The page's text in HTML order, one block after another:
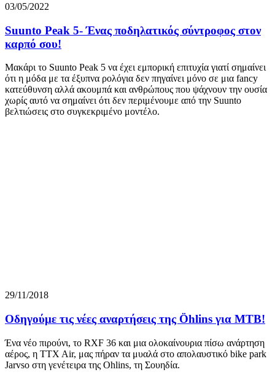
03/05/2022
Suunto Peak 5- Ένας ποδηλατικός σύντροφος στον
καρπό σου!
Μακάρι το Suunto Peak 5 να έχει εμπορική επιτυχία γιατί σημαίνει
ότι η μόδα με τα έξυπνα ρολόγια δεν πηγαίνει μόνο σε μια fancy
κατεύθυνση αλλά ακουμπά και ανθρώπους που ψάχνουν την ουσία
χωρίς αυτό να σημαίνει ότι δεν περιμένουμε από την Suunto
βελτιώσεις στο συγκεκριμένο μοντέλο.
29/11/2018
Οδηγούμε τις νέες αναρτήσεις της Öhlins για MTB!
Ένα νέο πιρούνι, το RXF 36 και μια ολοκαίνουρια πίσω ανάρτηση
αέρος, η TTX Air, μας πήραν τα μυαλά στο απολαυστικό bike park
Jarvso στη γενέτειρα της Ohlins, τη Σουηδία.